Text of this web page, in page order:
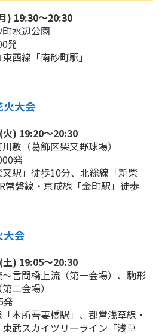
) 19:30～20:30
水辺公園
発
西線「南砂町駅」
大会
火) 19:20～20:30
敷（葛飾区柴又野球場）
発
駅」徒歩10分、北総線「新柴
常磐線・京成線「金町駅」徒歩
大会
土) 19:05～20:30
言問橋上流（第一会場）、駒形
二会場）
発
本所吾妻橋駅」、都営浅草線・
武スカイツリーライン「浅草